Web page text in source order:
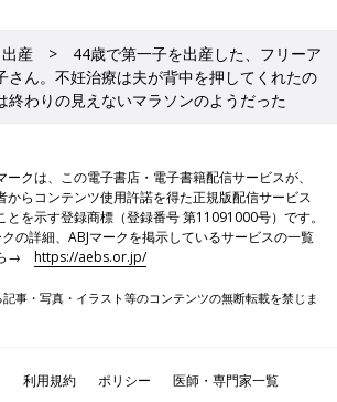
産
44歳で第一子を出産した、フリーア
さん。不妊治療は夫が背中を押してくれたの
終わりの見えないマラソンのようだった
ークは、この電子書店・電子書籍配信サービスが、
からコンテンツ使用許諾を得た正規版配信サービス
とを示す登録商標（登録番号 第11091000号）です。
クの詳細、ABJマークを掲示しているサービスの一覧
ら→https://aebs.or.jp/
事・写真・イラスト等のコンテンツの無断転載を禁じま
利用規約 ポリシー
医師・専門家一覧